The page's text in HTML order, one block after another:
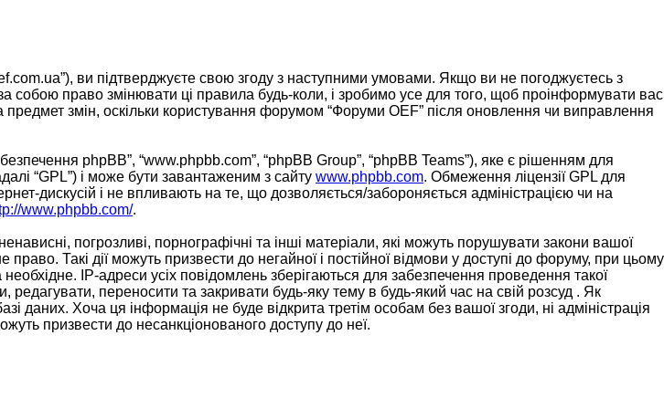
ви підтверджуєте свою згоду з наступними умовами. Якщо ви не погоджуєтесь з
собою право змінювати ці правила будь-коли, і зробимо усе для того, щоб проінформувати вас
змін, оскільки користування форумом “Форуми OEF” після оновлення чи виправлення
phpBB”, “www.phpbb.com”, “phpBB Group”, “phpBB Teams”), яке є рішенням для
“GPL”) і може бути завантаженим з сайту www.phpbb.com. Обмеження ліцензії GPL для
дискусій і не впливають на те, що дозволяється/забороняється адміністрацією чи на
www.phpbb.com/.
погрозливі, порнографічні та інші матеріали, які можуть порушувати закони вашої
Такі дії можуть призвести до негайної і постійної відмови у доступі до форуму, при цьому
IP-адреси усіх повідомлень зберігаються для забезпечення проведення такої
переносити та закривати будь-яку тему в будь-який час на свій розсуд . Як
даних. Хоча ця інформація не буде відкрита третім особам без вашої згоди, ні адміністрація
призвести до несанкціонованого доступу до неї.